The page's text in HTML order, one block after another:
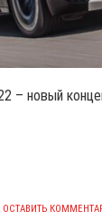
– новый
ОСТАВИТЬ